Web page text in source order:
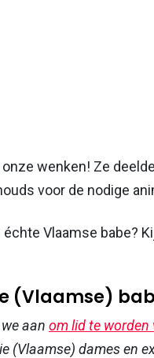
wenken! Ze
voor de nodige
Vlaamse babe?
(Vlaamse)
aan om lid te worden
(Vlaamse) dames en